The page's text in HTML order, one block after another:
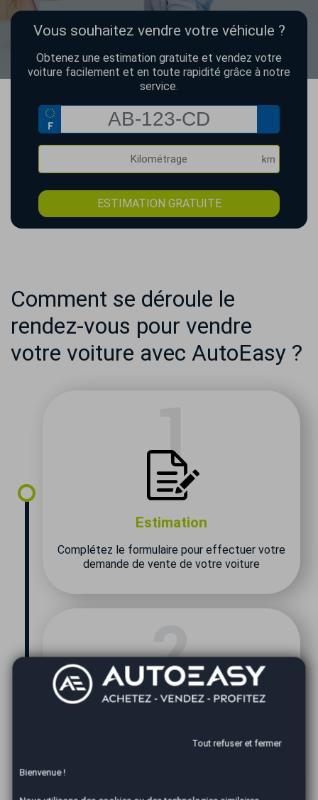
Vous souhaitez vendre votre véhicule ?
Obtenez une estimation gratuite et vendez votre
voiture facilement et en toute rapidité grâce à notre
service.
ESTIMATION GRATUITE
Comment se déroule le
rendez-vous pour vendre
votre voiture avec AutoEasy ?
Estimation
Complétez le formulaire pour effectuer votre
demande de vente de votre voiture
Expertise
d'expertiser votre véhicule.
Tout refuser et fermer
Bienvenue !